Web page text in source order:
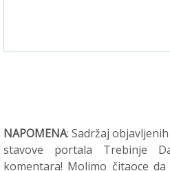
NAPOMENA: Sadržaj
stavove portala Trebinje
komentara! Molimo čitaoce